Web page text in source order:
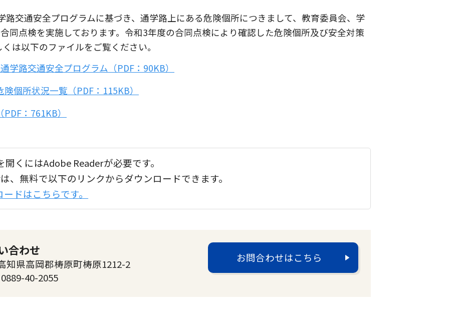
路交通安全プログラムに基づき、通学路上にある危険個所につきまして、教育委員会、学
同点検を実施しております。令和3年度の合同点検により確認した危険個所及び安全対策
は以下のファイルをご覧ください。
学路交通安全プログラム（PDF：90KB）
個所状況一覧（PDF：115KB）
：761KB）
開くにはAdobe Readerが必要です。
、無料で以下のリンクからダウンロードできます。
ドはこちらです。
合わせ
県高岡郡梼原町梼原1212-2
40-2055
お問合わせはこちら